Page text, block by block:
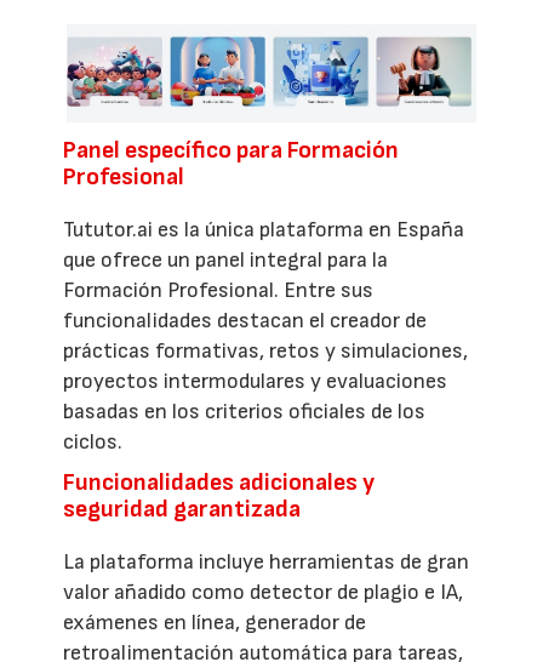
Panel específico para Formación
Profesional
Tututor.ai es la única plataforma en España
que ofrece un panel integral para la
Formación Profesional. Entre sus
funcionalidades destacan el creador de
prácticas formativas, retos y simulaciones,
proyectos intermodulares y evaluaciones
basadas en los criterios oficiales de los
ciclos.
Funcionalidades adicionales y
seguridad garantizada
La plataforma incluye herramientas de gran
valor añadido como detector de plagio e IA,
exámenes en línea, generador de
retroalimentación automática para tareas,